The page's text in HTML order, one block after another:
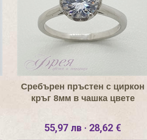
Сребърен пръстен с циркон
кръг 8мм в чашка цвете
55,97 лв · 28,62 €